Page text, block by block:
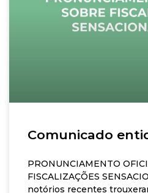
Comunicado
PRONUNCIAMENTO
FISCALIZAÇÕES
notórios recentes